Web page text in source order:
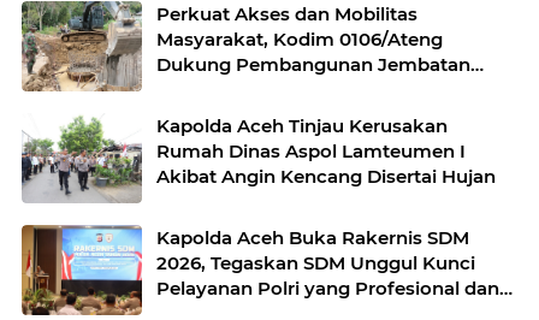
Perkuat Akses dan Mobilitas
Masyarakat, Kodim 0106/Ateng
Dukung Pembangunan Jembatan
Kapolda Aceh Tinjau Kerusakan
Rumah Dinas Aspol Lamteumen I
Akibat Angin Kencang Disertai Hujan
Kapolda Aceh Buka Rakernis SDM
2026, Tegaskan SDM Unggul Kunci
Pelayanan Polri yang Profesional dan